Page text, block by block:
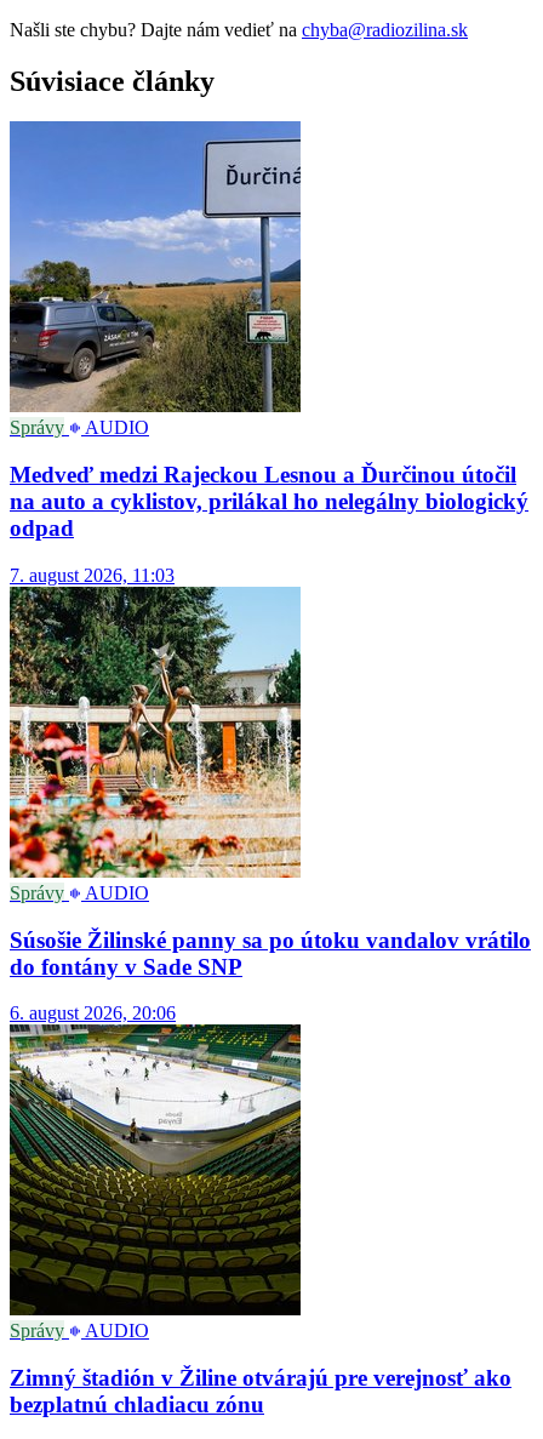
Našli ste chybu? Dajte nám vedieť na chyba@radiozilina.sk
Súvisiace články
Správy AUDIO
Medveď medzi Rajeckou Lesnou a Ďurčinou útočil
na auto a cyklistov, prilákal ho nelegálny biologický
odpad
7. august 2026, 11:03
Správy AUDIO
Súsošie Žilinské panny sa po útoku vandalov vrátilo
do fontány v Sade SNP
6. august 2026, 20:06
Správy AUDIO
Zimný štadión v Žiline otvárajú pre verejnosť ako
bezplatnú chladiacu zónu